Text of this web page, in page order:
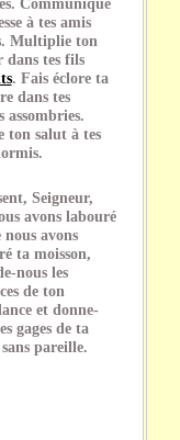
à tes amis
Multiplie ton
dans tes fils
. Fais éclore ta
dans tes
assombries.
ton salut à tes
Seigneur,
avons labouré
nous avons
ta moisson,
nous les
de ton
et donne-
gages de ta
pareille.